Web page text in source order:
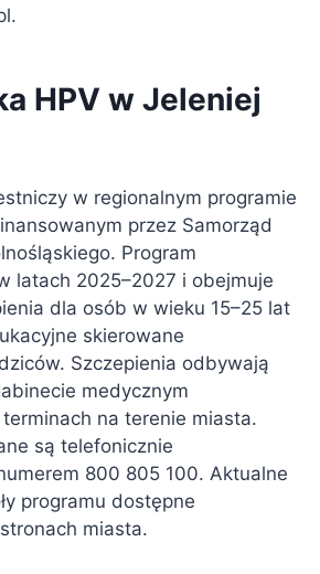
HPV w Jeleniej
w regionalnym programie
przez Samorząd
Program
latach 2025–2027 i obejmuje
dla osób w wieku 15–25 lat
skierowane
Szczepienia odbywają
medycznym
na terenie miasta.
są telefonicznie
800 805 100. Aktualne
programu dostępne
miasta.